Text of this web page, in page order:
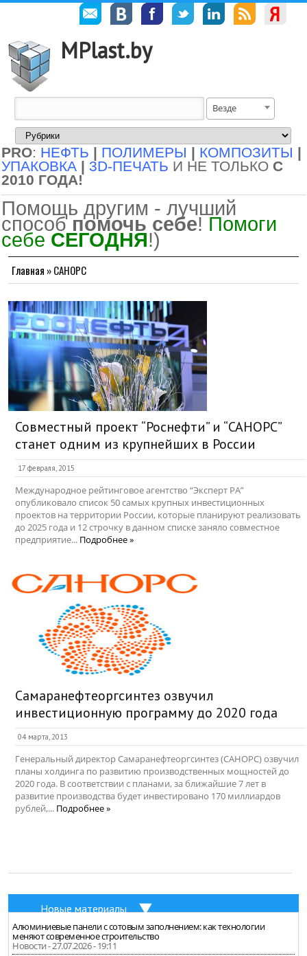
MPlast.by
Везде
PRO: НЕФТЬ | ПОЛИМЕРЫ | КОМПОЗИТЫ |
УПАКОВКА | 3D-ПЕЧАТЬ И НЕ ТОЛЬКО С
2010 ГОДА!
Помощь другим - лучший
способ помочь себе! Помоги
себе СЕГОДНЯ!)
Главная »САНОРС
Совместный проект “Роснефти” и “САНОРС”
станет одним из крупнейших в России
17 февраля, 2015
Международное рейтинговое агентство “Эксперт РА”
опубликовало список 50 самых крупных инвестиционных
проектов на территории России, которые планируют реализовать
до 2025 года и 12 строчку в данном списке заняло совместное
предприятие... Подробнее »
Самаранефтеоргсинтез озвучил
инвестиционную программу до 2020 года
04 марта, 2013
Генеральный директор Самаранефтеоргсинтез (САНОРС) озвучил
планы холдинга по развитию производственных мощностей до
2020 года. В соответствии с планами, за ближайшие 7 лет в
развитие производства будет инвестировано 170 миллиардов
рублей,... Подробнее »
Новые материалы
Алюминиевые панели с сотовым заполнением: как технологии
меняют современное строительство
Новости - 27.07.2026 - 19:11